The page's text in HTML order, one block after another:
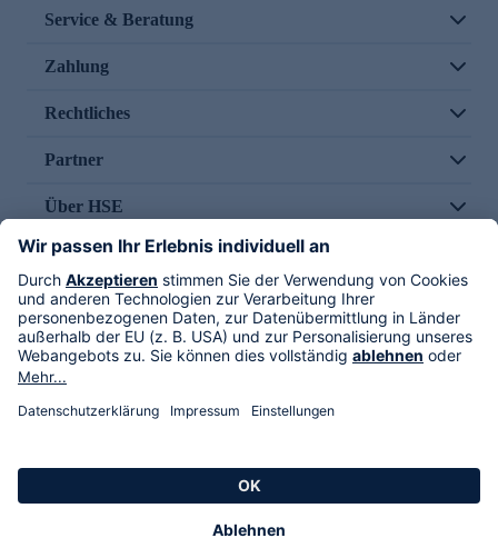
Service & Beratung
Zahlung
Rechtliches
Partner
Über HSE
Im TV
HSE International